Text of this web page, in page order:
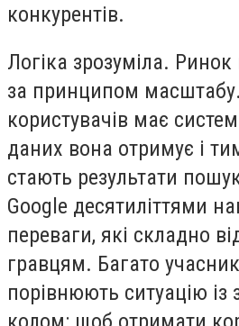
конкурентів.
Логіка зрозуміла.
за принципом
користувачів має
даних вона отримує і
стають результати
Google десятиліттями
переваги, які складно
гравцям. Багато
порівнюють ситуацію